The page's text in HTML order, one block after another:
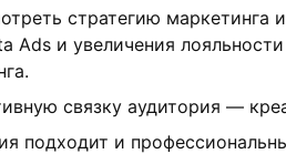
стратегию маркетинга
Ads и увеличения
связку аудитория —
подходит и